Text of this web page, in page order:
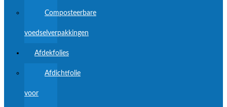
Composteerbare
voedselverpakkingen
Afdekfolies
Afdichtfolie
voor